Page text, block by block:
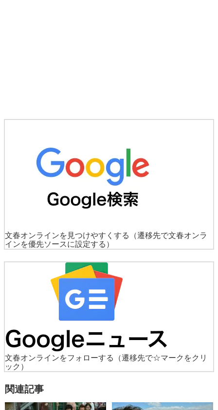
文春オンラインを見つけやすくする
（遷移先で文春オンラ
インを優先ソースに設定する）
文春オンラインをフォローする
（遷移先で☆マークをクリ
ック）
関連記事